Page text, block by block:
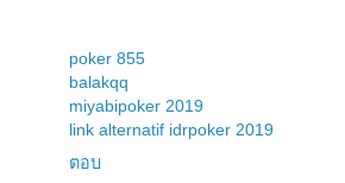
poker 855
balakqq
miyabipoker 2019
link alternatif idrpoker 2019
ตอบ